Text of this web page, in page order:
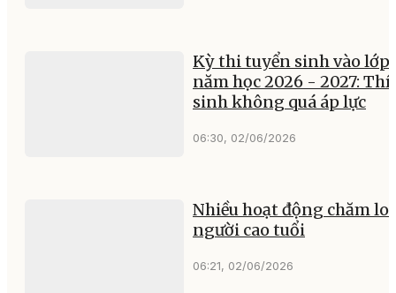
Kỳ thi tuyển sinh vào lớp
năm học 2026 - 2027: Thí
sinh không quá áp lực
06:30, 02/06/2026
Nhiều hoạt động chăm lo
người cao tuổi
06:21, 02/06/2026